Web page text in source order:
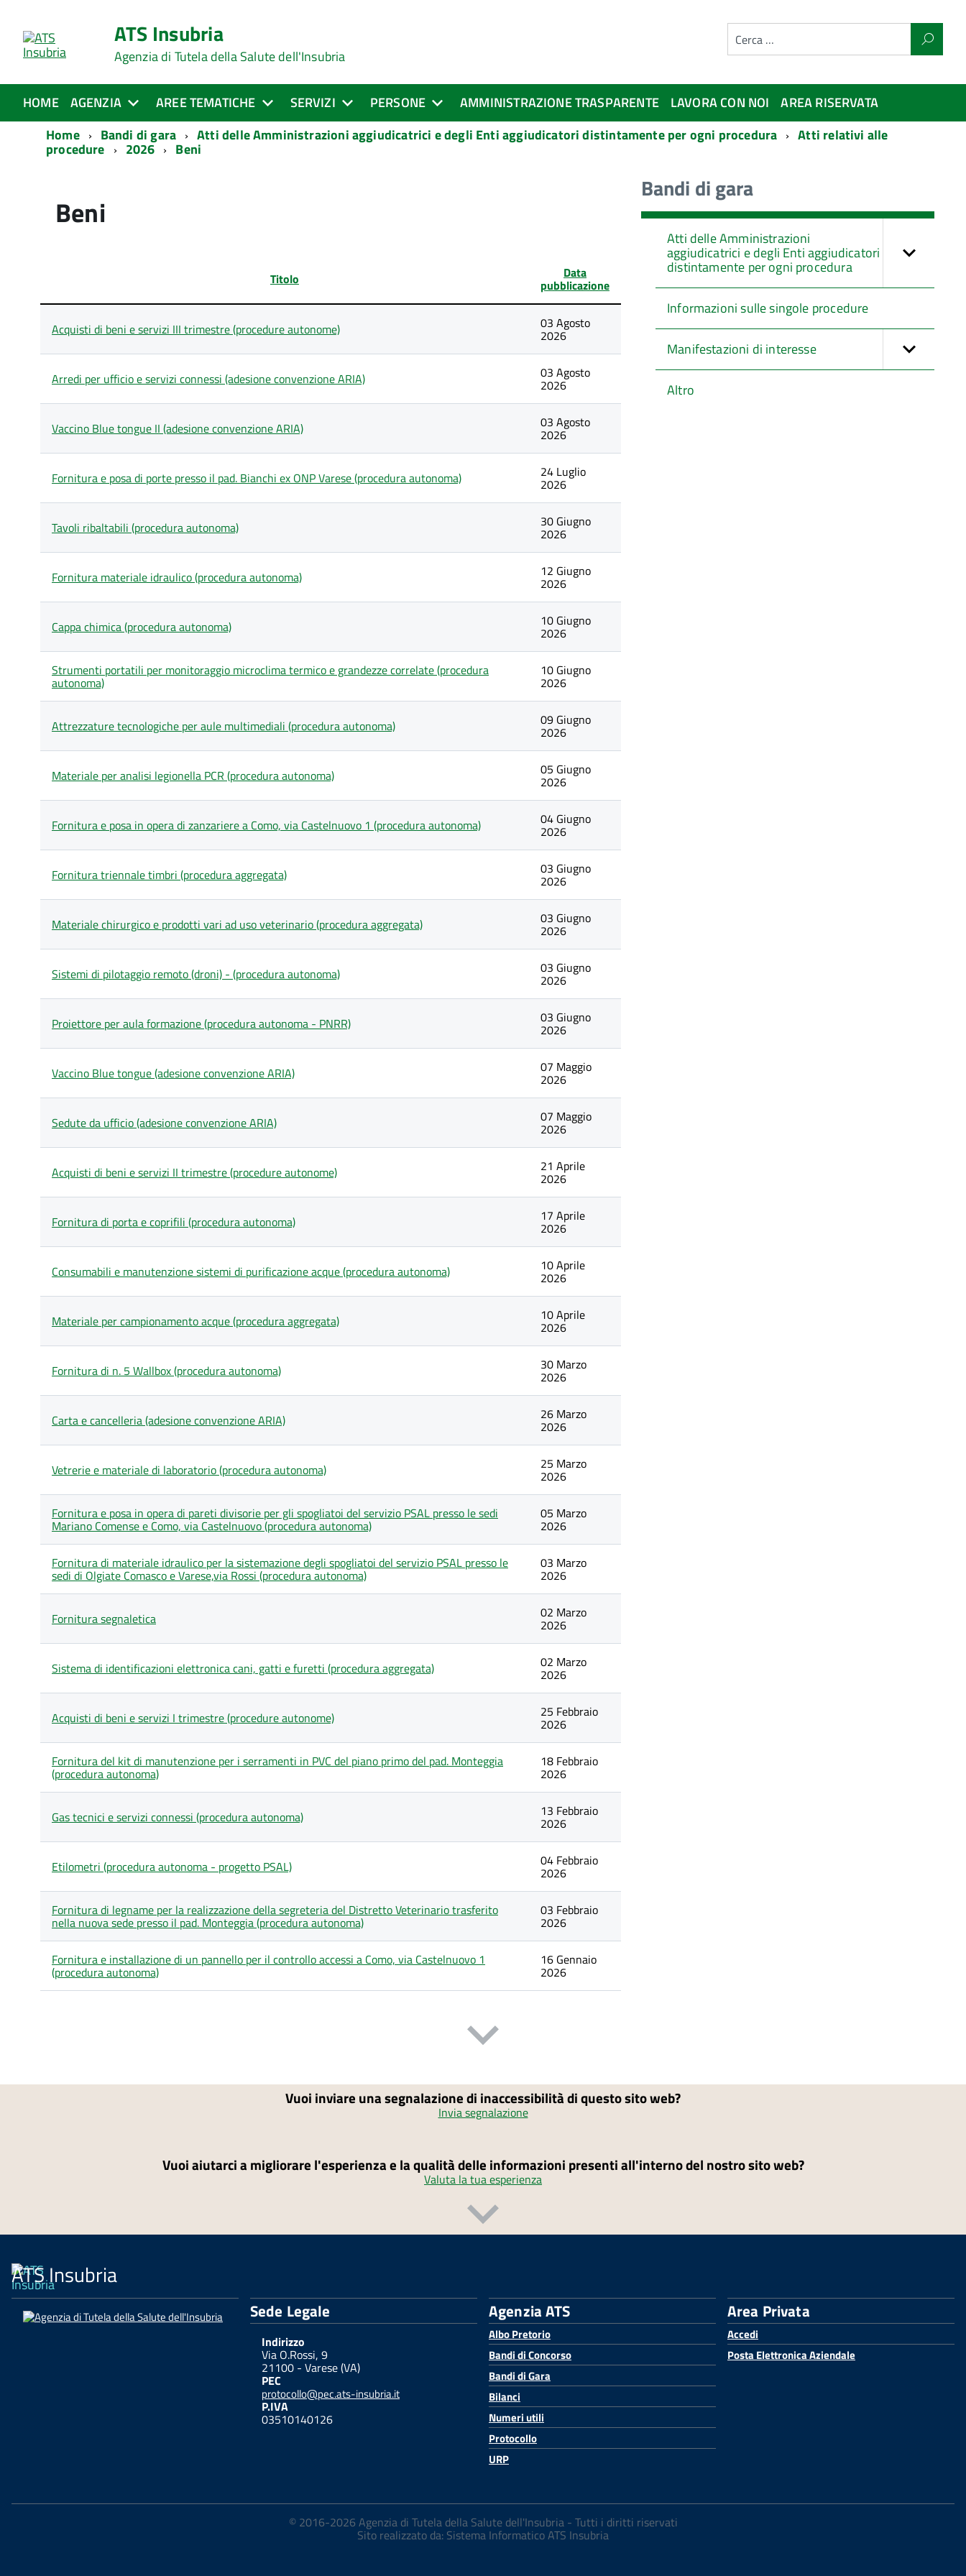
ATS Insubria
Agenzia di Tutela della Salute dell'Insubria
HOME AGENZIA AREE TEMATICHE SERVIZI PERSONE AMMINISTRAZIONE TRASPARENTE LAVORA CON NOI
AREA RISERVATA
Home
Bandi di gara Atti delle Amministrazioni aggiudicatrici e degli Enti aggiudicatori distintamente per ogni procedura Atti relativi alle
procedure 2026 Beni
Beni
degli
articoli
nella
Beni
Titolo Data
pubblicazione
Acquisti di beni e servizi III trimestre (procedure autonome) 03 Agosto
2026
Arredi per ufficio e servizi connessi (adesione convenzione ARIA) 03 Agosto
2026
Vaccino Blue tongue II (adesione convenzione ARIA) 03 Agosto
2026
Fornitura e posa di porte presso il pad. Bianchi ex ONP Varese (procedura autonoma) 24 Luglio
2026
Tavoli ribaltabili (procedura autonoma) 30 Giugno
2026
Fornitura materiale idraulico (procedura autonoma) 12 Giugno
2026
Cappa chimica (procedura autonoma) 10 Giugno
2026
Strumenti portatili per monitoraggio microclima termico e grandezze correlate (procedura
autonoma)
10 Giugno
2026
Attrezzature tecnologiche per aule multimediali (procedura autonoma) 09 Giugno
2026
Materiale per analisi legionella PCR (procedura autonoma) 05 Giugno
2026
Fornitura e posa in opera di zanzariere a Como, via Castelnuovo 1 (procedura autonoma) 04 Giugno
2026
Fornitura triennale timbri (procedura aggregata) 03 Giugno
2026
Materiale chirurgico e prodotti vari ad uso veterinario (procedura aggregata) 03 Giugno
2026
Sistemi di pilotaggio remoto (droni) - (procedura autonoma) 03 Giugno
2026
Proiettore per aula formazione (procedura autonoma - PNRR) 03 Giugno
2026
Vaccino Blue tongue (adesione convenzione ARIA) 07 Maggio
2026
Sedute da ufficio (adesione convenzione ARIA) 07 Maggio
2026
Acquisti di beni e servizi II trimestre (procedure autonome) 21 Aprile
2026
Fornitura di porta e coprifili (procedura autonoma) 17 Aprile
2026
Consumabili e manutenzione sistemi di purificazione acque (procedura autonoma) 10 Aprile
2026
Materiale per campionamento acque (procedura aggregata) 10 Aprile
2026
Fornitura di n. 5 Wallbox (procedura autonoma) 30 Marzo
2026
Carta e cancelleria (adesione convenzione ARIA) 26 Marzo
2026
Vetrerie e materiale di laboratorio (procedura autonoma) 25 Marzo
2026
Fornitura e posa in opera di pareti divisorie per gli spogliatoi del servizio PSAL presso le sedi
Mariano Comense e Como, via Castelnuovo (procedura autonoma)
05 Marzo
2026
Fornitura di materiale idraulico per la sistemazione degli spogliatoi del servizio PSAL presso le
sedi di Olgiate Comasco e Varese,via Rossi (procedura autonoma)
03 Marzo
2026
Fornitura segnaletica 02 Marzo
2026
Sistema di identificazioni elettronica cani, gatti e furetti (procedura aggregata) 02 Marzo
2026
Acquisti di beni e servizi I trimestre (procedure autonome) 25 Febbraio
2026
Fornitura del kit di manutenzione per i serramenti in PVC del piano primo del pad. Monteggia
(procedura autonoma)
18 Febbraio
2026
Gas tecnici e servizi connessi (procedura autonoma) 13 Febbraio
2026
Etilometri (procedura autonoma - progetto PSAL) 04 Febbraio
2026
Fornitura di legname per la realizzazione della segreteria del Distretto Veterinario trasferito
nella nuova sede presso il pad. Monteggia (procedura autonoma)
03 Febbraio
2026
Fornitura e installazione di un pannello per il controllo accessi a Como, via Castelnuovo 1
(procedura autonoma)
16 Gennaio
2026
Bandi di gara
Atti delle Amministrazioni
aggiudicatrici e degli Enti aggiudicatori
distintamente per ogni procedura
Informazioni sulle singole procedure
Manifestazioni di interesse
Altro
Vuoi inviare una segnalazione di inaccessibilità di questo sito web?
Invia segnalazione
Vuoi aiutarci a migliorare l'esperienza e la qualità delle informazioni presenti all'interno del nostro sito web?
Valuta la tua esperienza
ATS Insubria
Sede Legale
Indirizzo
Via O.Rossi, 9
21100 - Varese (VA)
PEC
protocollo@pec.ats-insubria.it
P.IVA
03510140126
Agenzia ATS
Albo Pretorio
Bandi di Concorso
Bandi di Gara
Bilanci
Numeri utili
Protocollo
URP
Area Privata
Accedi
Posta Elettronica Aziendale
© 2016-2026 Agenzia di Tutela della Salute dell'Insubria - Tutti i diritti riservati
Sito realizzato da: Sistema Informatico ATS Insubria